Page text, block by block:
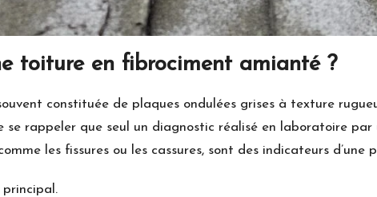
toiture en fibrociment amianté ?
constituée de plaques ondulées grises à texture
rappeler que seul un diagnostic réalisé en laboratoire
les fissures ou les cassures, sont des indicateurs
principal.